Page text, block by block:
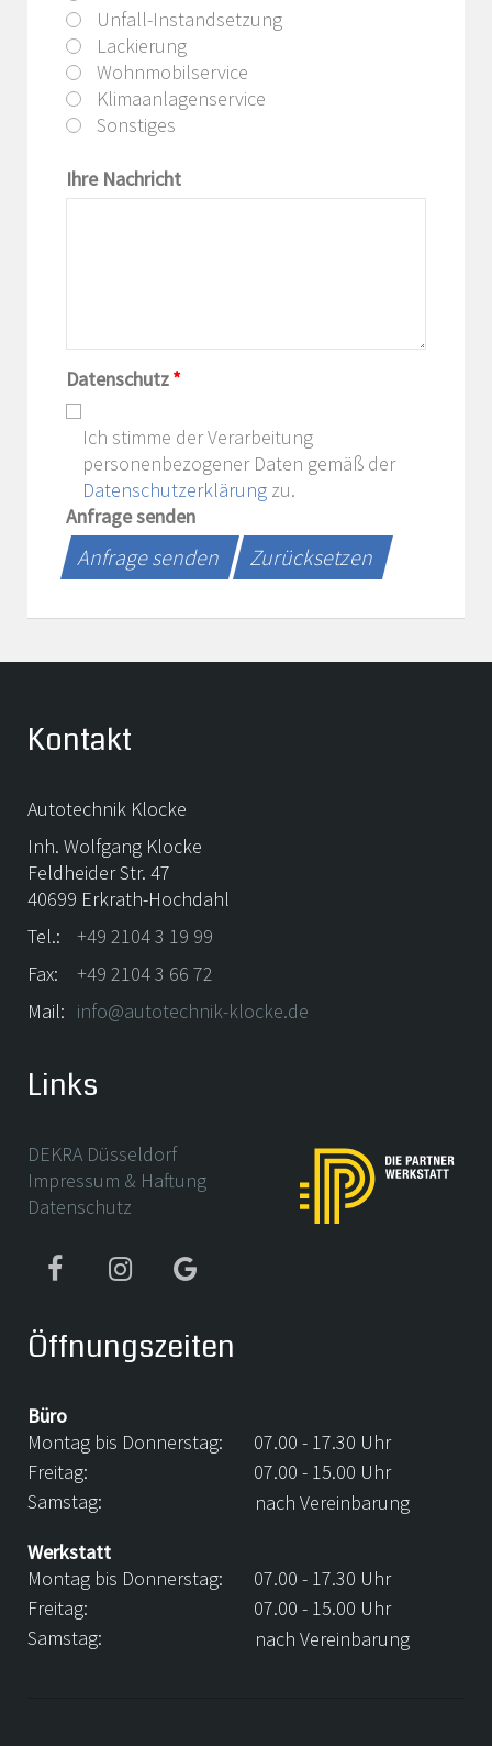
Unfall-Instandsetzung
Lackierung
Wohnmobilservice
Klimaanlagenservice
Sonstiges
Ihre Nachricht
Datenschutz*
Ich stimme der Verarbeitung
personenbezogener Daten gemäß der
Datenschutzerklärung zu.
Anfrage senden
Anfrage senden Zurücksetzen
Kontakt
Autotechnik Klocke
Inh. Wolfgang Klocke
Feldheider Str. 47
40699 Erkrath-Hochdahl
Tel.:
+49 2104 3 19 99
Fax:
+49 2104 3 66 72
Mail: info@autotechnik-klocke.de
Links
DEKRA Düsseldorf
Impressum & Haftung
Datenschutz
Öffnungszeiten
Büro
Montag bis Donnerstag:
07.00 - 17.30 Uhr
Freitag:
07.00 - 15.00 Uhr
Samstag:
nach Vereinbarung
Werkstatt
Montag bis Donnerstag:
07.00 - 17.30 Uhr
Freitag:
07.00 - 15.00 Uhr
Samstag:
nach Vereinbarung